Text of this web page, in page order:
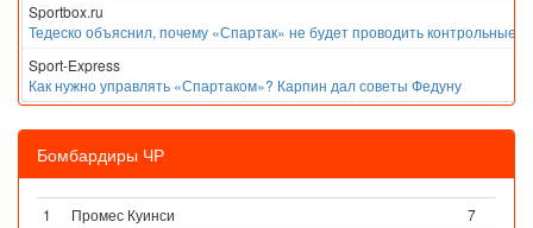
Sportbox.ru
Тедеско объяснил, почему «Спартак» не будет проводить контрольные
Sport-Express
Как нужно управлять «Спартаком»? Карпин дал советы Федуну
Бомбардиры ЧР
1 Промес Куинси
7